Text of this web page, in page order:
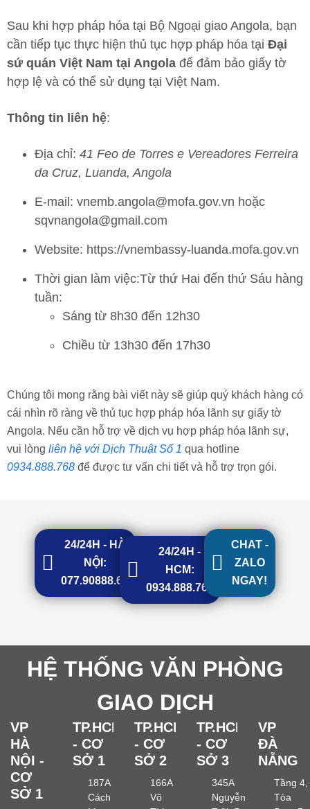
Sau khi hợp pháp hóa tại Bộ Ngoại giao Angola, bạn
cần tiếp tục thực hiện thủ tục hợp pháp hóa tại Đại
sứ quán Việt Nam tại Angola để đảm bảo giấy tờ
hợp lệ và có thể sử dụng tại Việt Nam.
Thông tin liên hệ:
Địa chỉ: 41 Feo de Torres e Vereadores Ferreira
da Cruz, Luanda, Angola
E-mail: vnemb.angola@mofa.gov.vn hoặc
sqvnangola@gmail.com
Website: https://vnembassy-luanda.mofa.gov.vn
Thời gian làm việc:Từ thứ Hai đến thứ Sáu hàng
tuần​:
Sáng từ 8h30 đến 12h30
Chiều từ 13h30 đến 17h30
Chúng tôi mong rằng bài viết này sẽ giúp quý khách hàng có
cái nhìn rõ ràng về thủ tục hợp pháp hóa lãnh sự giấy tờ
Angola. Nếu cần hỗ trợ về dịch vụ hợp pháp hóa lãnh sự,
vui lòng liên hệ với Dịch Thuật Số 1 qua hotline
0934.888.768 để được tư vấn chi tiết và hỗ trợ trọn gói.
24/24H - HÀ
NỘI:
077.90888.68
24/24H -
HCM:
0934.888.768
CHAT -
ZALO
NGAY!
HỆ THỐNG VĂN PHÒNG
GIAO DỊCH
VP
HÀ
NỘI -
CƠ
SỞ 1
TP.HCM
- CƠ
SỞ 1
187A
Cách
TP.HCM
- CƠ
SỞ 2
166A
Võ
TP.HCM
- CƠ
SỞ 3
345A
Nguyễn
VP
ĐÀ
NẴNG
Tầng 4,
Tòa